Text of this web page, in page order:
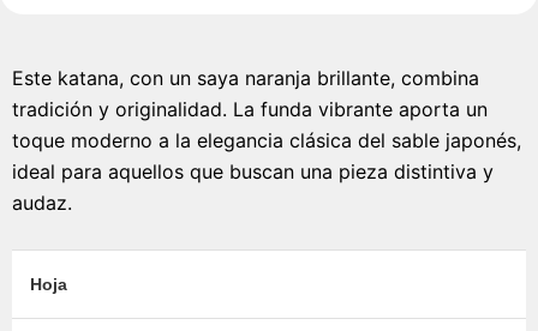
Este katana, con un saya naranja brillante, combina
tradición y originalidad. La funda vibrante aporta un
toque moderno a la elegancia clásica del sable japonés,
ideal para aquellos que buscan una pieza distintiva y
audaz.
Hoja